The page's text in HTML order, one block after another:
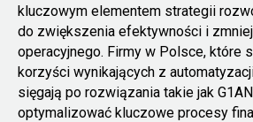
kluczowym elementem strategii
do zwiększenia efektywności i
operacyjnego. Firmy w Polsce, które
korzyści wynikających z
sięgają po rozwiązania takie jak
optymalizować kluczowe procesy